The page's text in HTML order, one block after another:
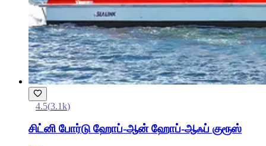
4.5(3.1k)
சிட்னி போர்டு ஹோப்-ஆன் ஹோப்-ஆஃப் குரூஸ்